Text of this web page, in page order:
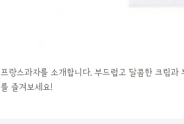
프랑스과자를 소개합니다. 부드럽고 달콤한 크림과
를 즐겨보세요!